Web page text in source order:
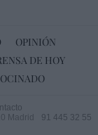
OPINIÓN
DE HOY
Madrid
91 445 32 55